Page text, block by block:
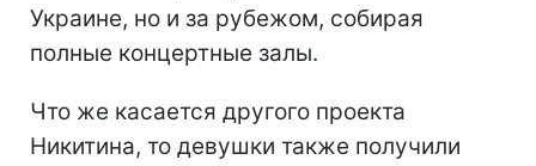
Украине, но и за рубежом, собирая
полные концертные залы.
Что же касается другого проекта
Никитина, то девушки также получили